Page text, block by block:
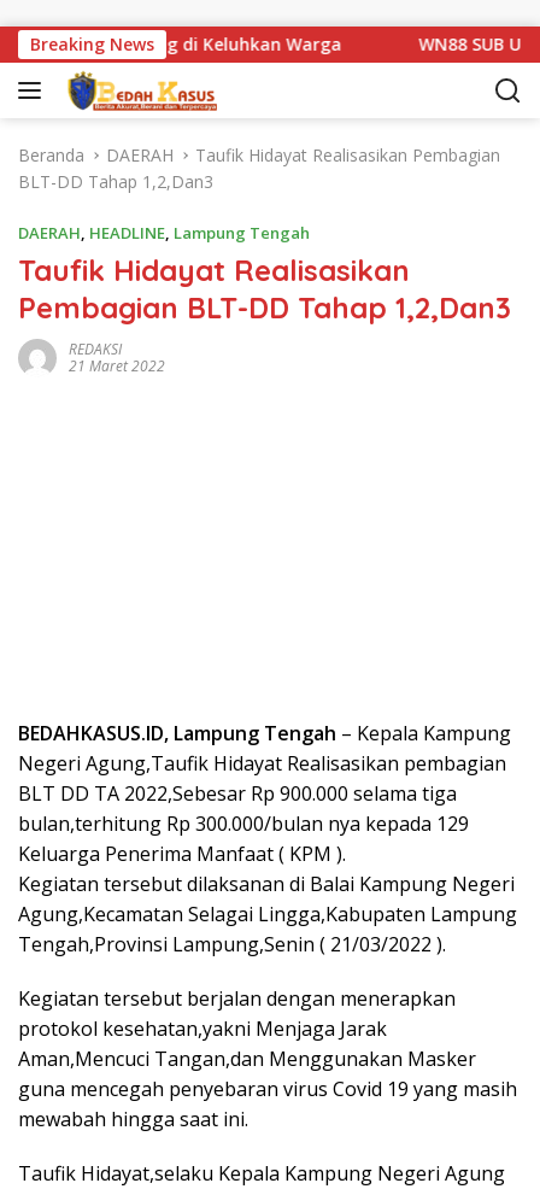
Breaking News
1 Basarang di Keluhkan Warga WN88 SUB UNIT 13
Beranda DAERAH
Taufik Hidayat Realisasikan Pembagian
BLT-DD Tahap 1,2,Dan3
DAERAH, HEADLINE, Lampung Tengah
Taufik Hidayat Realisasikan
Pembagian BLT-DD Tahap 1,2,Dan3
REDAKSI
21 Maret 2022
BEDAHKASUS.ID, Lampung Tengah – Kepala Kampung
Negeri Agung,Taufik Hidayat Realisasikan pembagian
BLT DD TA 2022,Sebesar Rp 900.000 selama tiga
bulan,terhitung Rp 300.000/bulan nya kepada 129
Keluarga Penerima Manfaat ( KPM ).
Kegiatan tersebut dilaksanan di Balai Kampung Negeri
Agung,Kecamatan Selagai Lingga,Kabupaten Lampung
Tengah,Provinsi Lampung,Senin ( 21/03/2022 ).
Kegiatan tersebut berjalan dengan menerapkan
protokol kesehatan,yakni Menjaga Jarak
Aman,Mencuci Tangan,dan Menggunakan Masker
guna mencegah penyebaran virus Covid 19 yang masih
mewabah hingga saat ini.
Taufik Hidayat,selaku Kepala Kampung Negeri Agung